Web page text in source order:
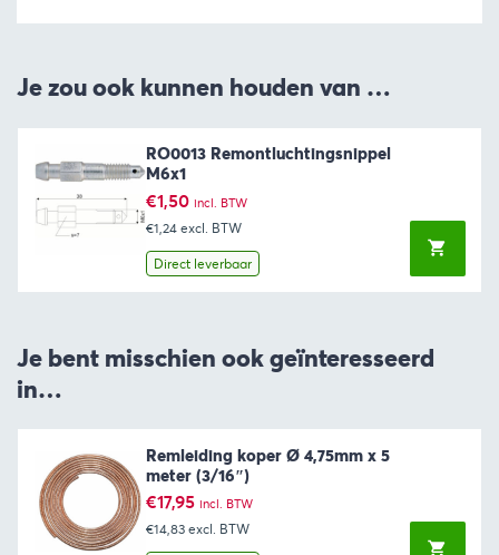
Je zou ook kunnen houden van …
RO0013 Remontluchtingsnippel
M6x1
€1,50 incl. BTW
€1,24 excl. BTW
Direct leverbaar
Je bent misschien ook geïnteresseerd
in…
Remleiding koper Ø 4,75mm x 5
meter (3/16″)
€17,95 incl. BTW
€14,83 excl. BTW